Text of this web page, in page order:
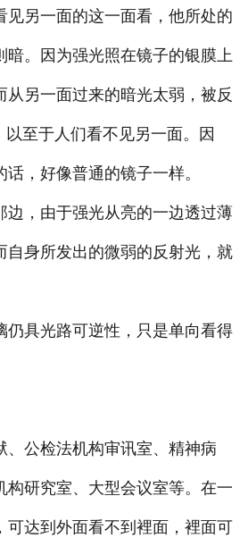
另一面的这一面看，他所处的
暗。因为强光照在镜子的银膜上
从另一面过来的暗光太弱，被反
以至于人们看不见另一面。因
，好像普通的镜子一样。
，由于强光从亮的一边透过薄
自身所发出的微弱的反射光，就
具光路可逆性，只是单向看得
公检法机构审讯室、精神病
研究室、大型会议室等。在一
可达到外面看不到裡面，裡面可